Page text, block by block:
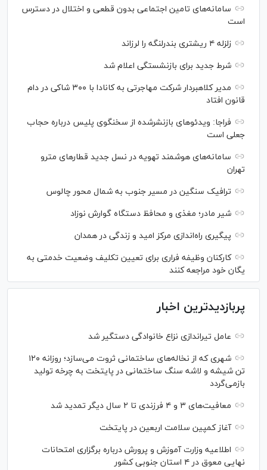
سامانه‌های تامین اجتماعی بدون قطعی و اختلال در دسترس
است
زلزله ۴ ریشتری بندرلنگه را لرزاند
شرط جدید برای بازنشستگی اعلام شد
مدیر کلاهبردار شرکت مهاجرتی به کانادا با ۳۰۰ شاکی در دام
قانون افتاد
فراجا: ویدئو‌های بازنشرشده از سخنگوی پلیس درباره حجاب
جعلی است
سامانه‌های هوشمند تهویه در نسل جدید قطار‌های مترو
تهران
ترافیک سنگین در مسیر جنوب به شمال محور چالوس
شیر مادر؛ مغذی و محافظ دستگاه گوارش نوزاد
پیگیری راه‌اندازی مرکز امید و زندگی در همدان
کارکنان وظیفه فراری برای تعیین تکلیف وضعیت خدمتی به
یگان خود مراجعه کنند
پربازدیدترین اخبار
عامل تیراندازی نزاع خانوادگی دستگیر شد
شهری که از نخاله‌های ساختمانی ثروت می‌سازد؛ روزانه ۱۲۰
تن شیشه و لاشه سنگ ساختمانی در پایتخت به چرخه تولید
بازمی‌گردد
معافیت‌های ۳ و ۴ فرزندی تا ۲ سال دیگر تمدید شد
آغاز کمپین سلامت اربعین در پایتخت
اطلاعیه وزارت آموزش و پرورش درباره برگزاری امتحانات
نهایی معوق در ۴ استان جنوبی کشور